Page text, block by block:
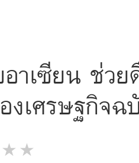
าเซียน ช่ว
เศรษฐกิจฉ
4 stars
3 stars